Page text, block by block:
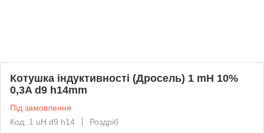
Котушка індуктивності (Дросель) 1 mH 10%
0,3A d9 h14mm
Під замовлення
Код: 1 uH d9 h14
Роздріб